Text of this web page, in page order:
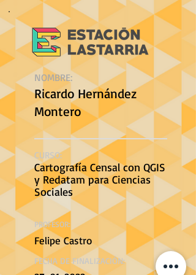
NOMBRE:
Ricardo Hernández
Montero
CURSO:
Cartografía Censal con QGIS
y Redatam para Ciencias
Sociales
PROFESOR:
Felipe Castro
FECHA DE FINALIZACIÓN: